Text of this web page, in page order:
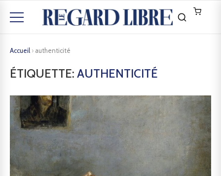
Accueil › authenticité
ÉTIQUETTE: AUTHENTICITÉ